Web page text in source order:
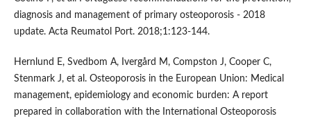
diagnosis and management of primary osteoporosis - 2018
update. Acta Reumatol Port. 2018;1:123-144.
Hernlund E, Svedbom A, Ivergård M, Compston J, Cooper C,
Stenmark J, et al. Osteoporosis in the European Union: Medical
management, epidemiology and economic burden: A report
prepared in collaboration with the International Osteoporosis